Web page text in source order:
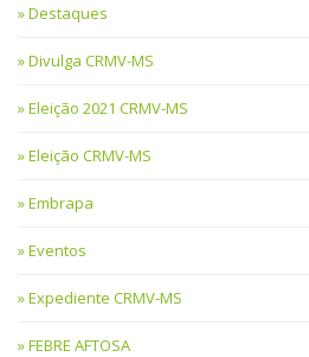
Destaques
Divulga CRMV-MS
Eleição 2021 CRMV-MS
Eleição CRMV-MS
Embrapa
Eventos
Expediente CRMV-MS
FEBRE AFTOSA